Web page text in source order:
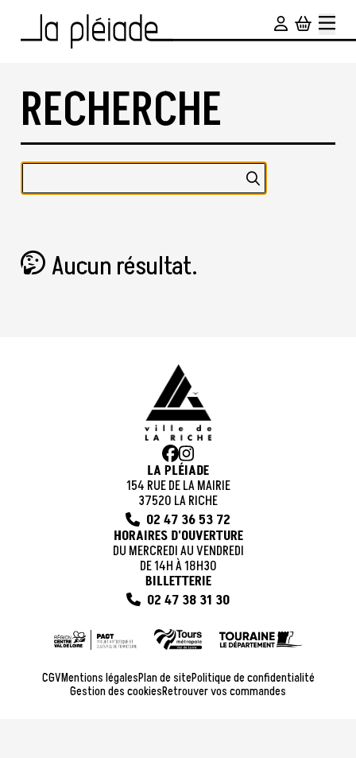
RECHERCHE
Recherche
Aucun résultat.
LA PLÉIADE
154 RUE DE LA MAIRIE
37520 LA RICHE
02 47 36 53 72
HORAIRES D'OUVERTURE
DU MERCREDI AU VENDREDI
DE 14H À 18H30
BILLETTERIE
02 47 38 31 30
CGVMentions légalesPlan de sitePolitique de confidentialité
Gestion des cookiesRetrouver vos commandes